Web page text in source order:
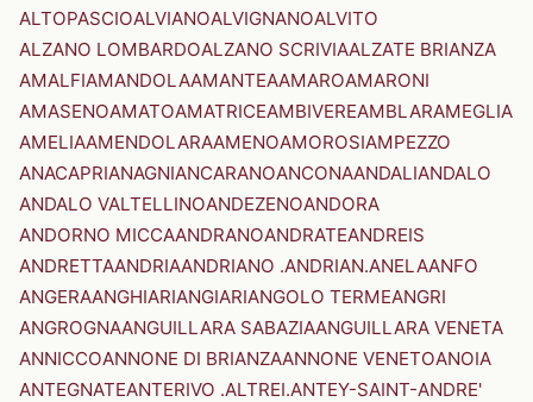
ALTOPASCIOALVIANOALVIGNANOALVITO
ALZANO LOMBARDOALZANO SCRIVIAALZATE BRIANZA
AMALFIAMANDOLAAMANTEAAMAROAMARONI
AMASENOAMATOAMATRICEAMBIVEREAMBLARAMEGLIA
AMELIAAMENDOLARAAMENOAMOROSIAMPEZZO
ANACAPRIANAGNIANCARANOANCONAANDALIANDALO
ANDALO VALTELLINOANDEZENOANDORA
ANDORNO MICCAANDRANOANDRATEANDREIS
ANDRETTAANDRIAANDRIANO .ANDRIAN.ANELAANFO
ANGERAANGHIARIANGIARIANGOLO TERMEANGRI
ANGROGNAANGUILLARA SABAZIAANGUILLARA VENETA
ANNICCOANNONE DI BRIANZAANNONE VENETOANOIA
ANTEGNATEANTERIVO .ALTREI.ANTEY-SAINT-ANDRE'